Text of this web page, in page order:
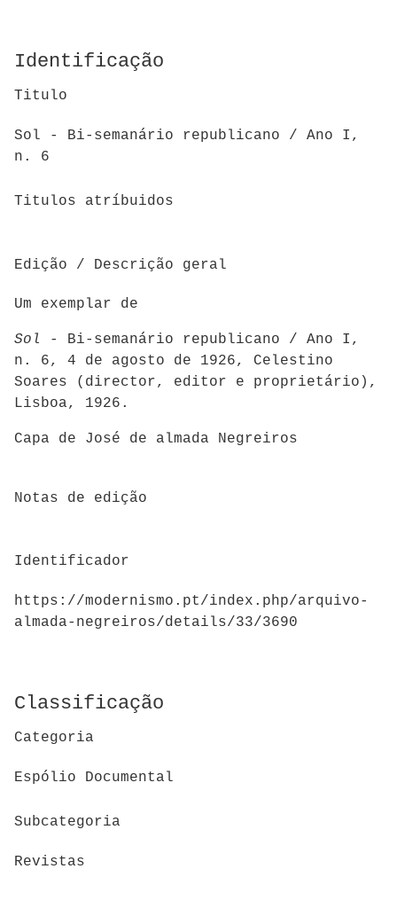
Identificação
Titulo
Sol - Bi-semanário republicano / Ano I,
n. 6
Titulos atríbuidos
Edição / Descrição geral
Um exemplar de
Sol
- Bi-semanário republicano / Ano I,
n. 6, 4 de agosto de 1926, Celestino
Soares (director, editor e proprietário),
Lisboa, 1926.
Capa de José de almada Negreiros
Notas de edição
Identificador
https://modernismo.pt/index.php/arquivo-
almada-negreiros/details/33/3690
Classificação
Categoria
Espólio Documental
Subcategoria
Revistas